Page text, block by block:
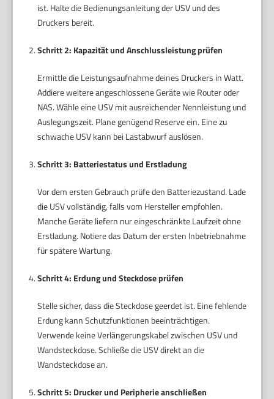
ist. Halte die Bedienungsanleitung der USV und des
Druckers bereit.
Schritt 2: Kapazität und Anschlussleistung prüfen
Ermittle die Leistungsaufnahme deines Druckers in Watt.
Addiere weitere angeschlossene Geräte wie Router oder
NAS. Wähle eine USV mit ausreichender Nennleistung und
Auslegungszeit. Plane genügend Reserve ein. Eine zu
schwache USV kann bei Lastabwurf auslösen.
Schritt 3: Batteriestatus und Erstladung
Vor dem ersten Gebrauch prüfe den Batteriezustand. Lade
die USV vollständig, falls vom Hersteller empfohlen.
Manche Geräte liefern nur eingeschränkte Laufzeit ohne
Erstladung. Notiere das Datum der ersten Inbetriebnahme
für spätere Wartung.
Schritt 4: Erdung und Steckdose prüfen
Stelle sicher, dass die Steckdose geerdet ist. Eine fehlende
Erdung kann Schutzfunktionen beeinträchtigen.
Verwende keine Verlängerungskabel zwischen USV und
Wandsteckdose. Schließe die USV direkt an die
Wandsteckdose an.
Schritt 5: Drucker und Peripherie anschließen